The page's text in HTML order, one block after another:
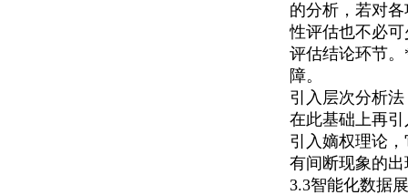
的分析，若对
性评估也不必
评估结论环节
障。
引入层次分析
在此基础上再
引入嫡权理论
有间断现象的
3.3智能化数据